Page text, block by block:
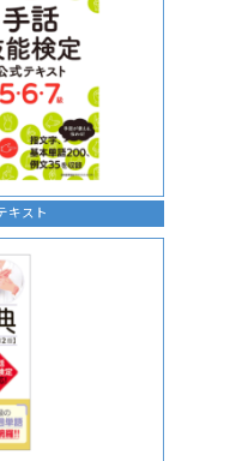
キスト